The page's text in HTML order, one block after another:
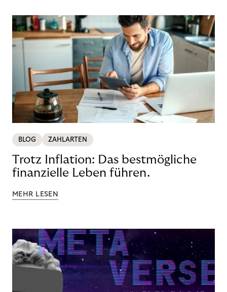
BLOG ZAHLARTEN
Trotz Inflation: Das bestmögliche
finanzielle Leben führen.
MEHR LESEN